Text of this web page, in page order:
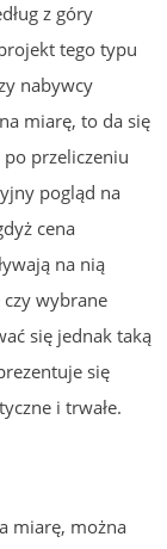
z góry
tego typu
nabywcy
miarę, to da się
przeliczeniu
pogląd na
cena
na nią
wybrane
się jednak taką
się
i trwałe.
miarę, można